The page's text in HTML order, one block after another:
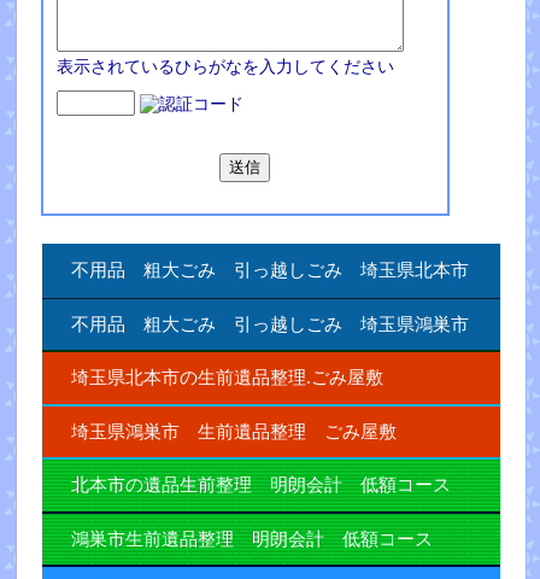
表示されているひらがなを入力してください
不用品 粗大ごみ 引っ越しごみ 埼玉県北本市
不用品 粗大ごみ 引っ越しごみ 埼玉県鴻巣市
埼玉県北本市の生前遺品整理.ごみ屋敷
埼玉県鴻巣市 生前遺品整理 ごみ屋敷
北本市の遺品生前整理 明朗会計 低額コース
鴻巣市生前遺品整理 明朗会計 低額コース